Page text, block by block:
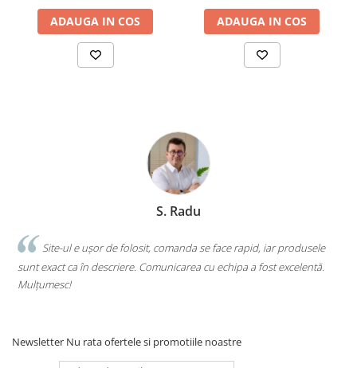
Caiete de vacanță
Bibliografie școlară
Bibliografie didactică
Dicționare și gramatici
Clasici români și universali
Thriller și mister
Young adult
Science-fiction și fantasy
Romane de dragoste
Poezie și teatru
ADAUGA IN COS ADAUGA IN COS
S. Radu
Site-ul e ușor de folosit, comanda se face rapid, iar produsele
sunt exact ca în descriere. Comunicarea cu echipa a fost excelentă.
Mulțumesc!
Newsletter Nu rata ofertele si promotiile noastre